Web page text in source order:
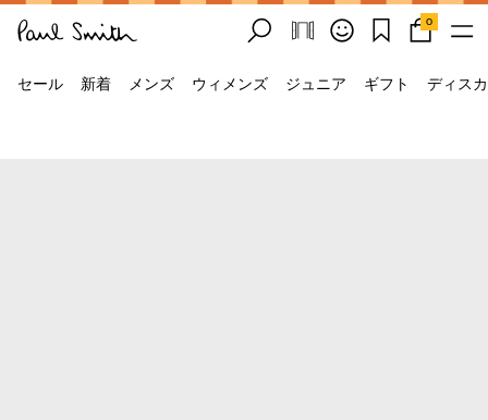
0
セール 新着 メンズ ウィメンズ ジュニア ギフト ディス